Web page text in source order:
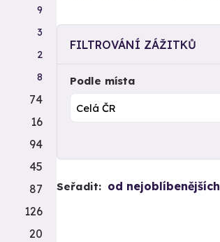
FILTROVÁNÍ ZÁŽITKŮ
Podle místa
Seřadit: od nejoblíbenějších
9
3
2
8
74
16
94
45
87
126
20